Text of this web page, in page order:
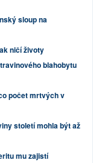
sloup na
ničí životy
blahobytu
počet mrtvých v
století mohla být až
mu zajistí